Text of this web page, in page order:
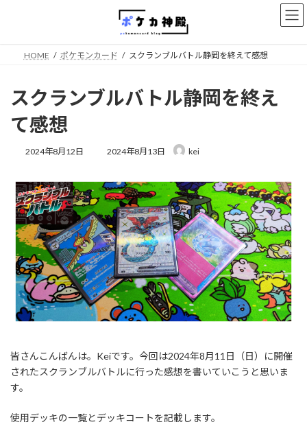
HOME ポケモンカード スクランブルバトル静岡を終えて感想
スクランブルバトル静岡を終え
て感想
2024年8月12日
最
新
日
時
:
2024年8月13日 kei
皆さんこんばんは。Keiです。今回は2024年8月11日（日）に開催
されたスクランブルバトルに行った感想を書いていこうと思いま
す。
使用デッキの一覧とデッキコートを記載します。